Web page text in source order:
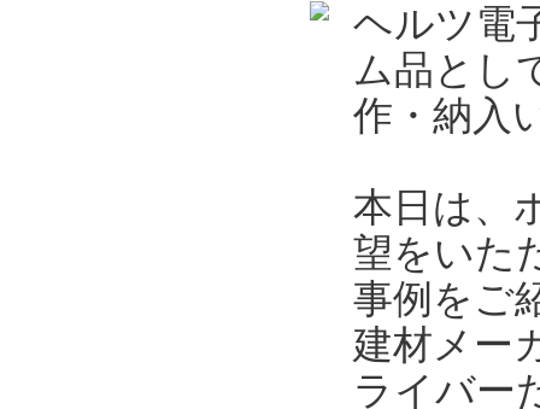
ヘルツ電
ム品とし
作・納入
本日は、
望をいた
事例をご
建材メー
ライバー